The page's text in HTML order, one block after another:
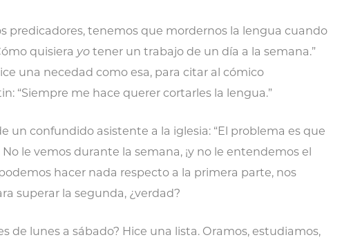
predicadores, tenemos que mordernos la lengua cuando
quisiera yo tener un trabajo de un día a la semana.”
una necedad como esa, para citar al cómico
“Siempre me hace querer cortarles la lengua.”
un confundido asistente a la iglesia: “El problema es que
le vemos durante la semana, ¡y no le entendemos el
hacer nada respecto a la primera parte, nos
superar la segunda, ¿verdad?
de lunes a sábado? Hice una lista. Oramos, estudiamos,